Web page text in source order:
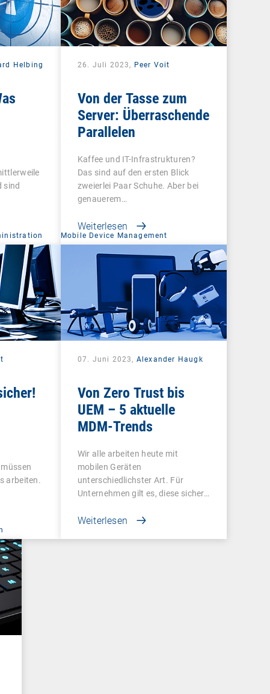
Helbing
sind
26. Juli 2023, Peer Voit
Von der Tasse zum
Server: Überraschende
Parallelen
Kaffee und IT-Infrastrukturen?
Das sind auf den ersten Blick
zweierlei Paar Schuhe. Aber bei
genauerem…
Weiterlesen
arbeiten.
Mobile Device Management
07. Juni 2023, Alexander Haugk
Von Zero Trust bis
UEM – 5 aktuelle
MDM-Trends
Wir alle arbeiten heute mit
mobilen Geräten
unterschiedlichster Art. Für
Unternehmen gilt es, diese sicher…
Weiterlesen